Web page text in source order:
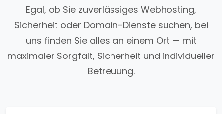
Egal, ob Sie zuverlässiges Webhosting,
Sicherheit oder Domain-Dienste suchen, bei
uns finden Sie alles an einem Ort — mit
maximaler Sorgfalt, Sicherheit und individueller
Betreuung.